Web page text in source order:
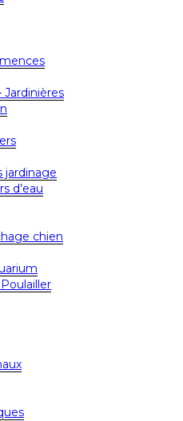
Jardinières
jardinage
d’eau
chien